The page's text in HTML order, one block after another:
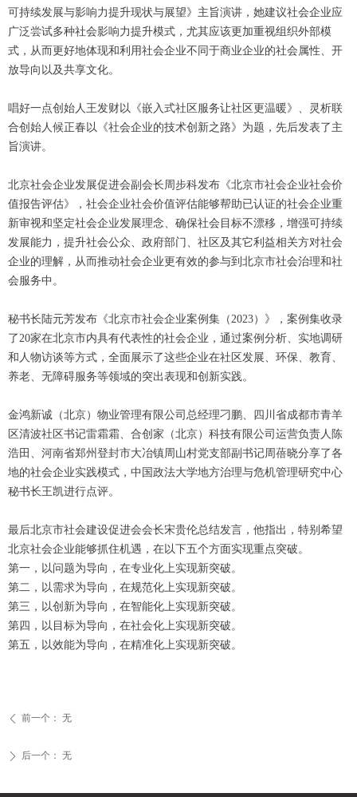
可持续发展与影响力提升现状与展望》主旨演讲，她建议社会企业应
广泛尝试多种社会影响力提升模式，尤其应该更加重视组织外部模
式，从而更好地体现和利用社会企业不同于商业企业的社会属性、开
放导向以及共享文化。
唱好一点创始人王发财以《嵌入式社区服务让社区更温暖》、灵析联
合创始人候正春以《社会企业的技术创新之路》为题，先后发表了主
旨演讲。
北京社会企业发展促进会副会长周步科发布《北京市社会企业社会价
值报告评估》，社会企业社会价值评估能够帮助已认证的社会企业重
新审视和坚定社会企业发展理念、确保社会目标不漂移，增强可持续
发展能力，提升社会公众、政府部门、社区及其它利益相关方对社会
企业的理解，从而推动社会企业更有效的参与到北京市社会治理和社
会服务中。
秘书长陆元芳发布《北京市社会企业案例集（2023）》，案例集收录
了20家在北京市内具有代表性的社会企业，通过案例分析、实地调研
和人物访谈等方式，全面展示了这些企业在社区发展、环保、教育、
养老、无障碍服务等领域的突出表现和创新实践。
金鸿新诚（北京）物业管理有限公司总经理刁鹏、四川省成都市青羊
区清波社区书记雷霜霜、合创家（北京）科技有限公司运营负责人陈
浩田、河南省郑州登封市大冶镇周山村党支部副书记周蓓晓分享了各
地的社会企业实践模式，中国政法大学地方治理与危机管理研究中心
秘书长王凯进行点评。
最后北京市社会建设促进会会长宋贵伦总结发言，他指出，特别希望
北京社会企业能够抓住机遇，在以下五个方面实现重点突破。
第一，以问题为导向，在专业化上实现新突破。
第二，以需求为导向，在规范化上实现新突破。
第三，以创新为导向，在智能化上实现新突破。
第四，以目标为导向，在社会化上实现新突破。
第五，以效能为导向，在精准化上实现新突破。
ꄴ 前一个： 无
ꄲ 后一个： 无